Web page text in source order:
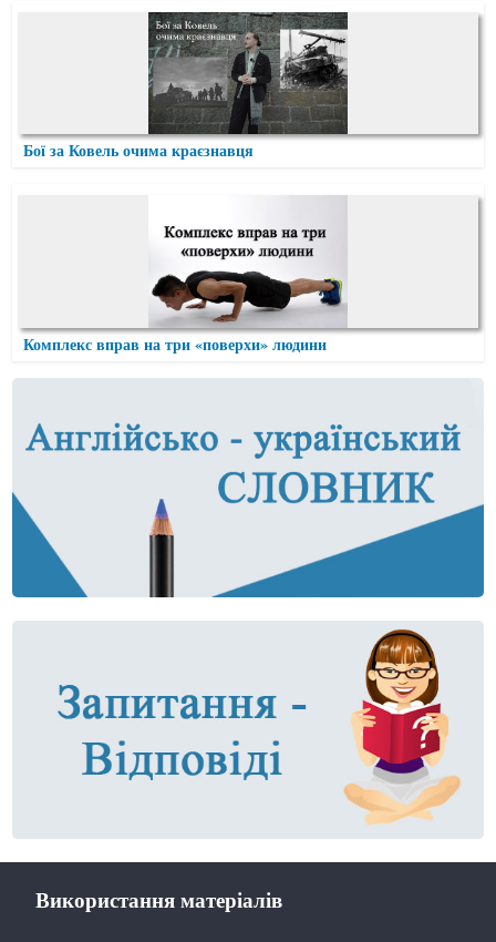
Бої за Ковель очима краєзнавця
Комплекс вправ на три «поверхи» людини
Використання матеріалів